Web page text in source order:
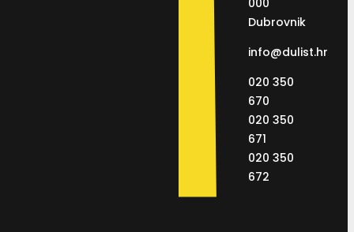
Dubrovnik
info@dulist.hr
020 350
670
020 350
671
020 350
672